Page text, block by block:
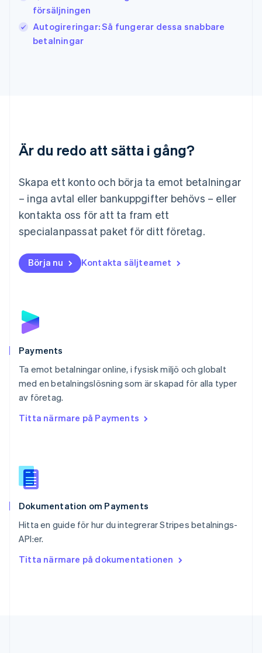
försäljningen
Autogireringar: Så fungerar dessa snabbare
betalningar
Är du redo att sätta i gång?
Skapa ett konto och börja ta emot betalningar
– inga avtal eller bankuppgifter behövs – eller
kontakta oss för att ta fram ett
specialanpassat paket för ditt företag.
Börja nu Kontakta säljteamet
Payments
Ta emot betalningar online, i fysisk miljö och globalt
med en betalningslösning som är skapad för alla typer
av företag.
Titta närmare på Payments
Dokumentation om Payments
Hitta en guide för hur du integrerar Stripes betalnings-
API:er.
Titta närmare på dokumentationen
Kanada
EnglishFrançais
Kroatien
EnglishItaliano
Malaysia
English
Mexiko
Nederländerna
NederlandsEnglish
English
Nya Zeeland
Portugal
Português
English
DeutschFrançaisItalianoEnglish
Singapore
English简体中文
English
Español
Storbritannien
Sverige
Thailand
ไทย
English